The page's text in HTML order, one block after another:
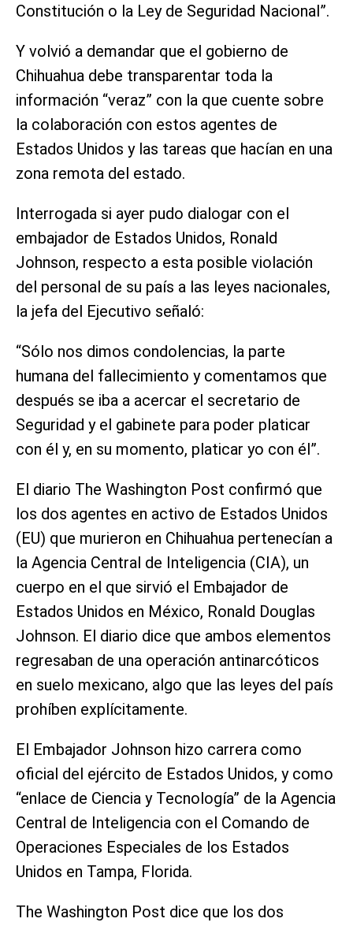
Constitución o la Ley de Seguridad Nacional”.
Y volvió a demandar que el gobierno de
Chihuahua debe transparentar toda la
información “veraz” con la que cuente sobre
la colaboración con estos agentes de
Estados Unidos y las tareas que hacían en una
zona remota del estado.
Interrogada si ayer pudo dialogar con el
embajador de Estados Unidos, Ronald
Johnson, respecto a esta posible violación
del personal de su país a las leyes nacionales,
la jefa del Ejecutivo señaló:
“Sólo nos dimos condolencias, la parte
humana del fallecimiento y comentamos que
después se iba a acercar el secretario de
Seguridad y el gabinete para poder platicar
con él y, en su momento, platicar yo con él”.
El diario The Washington Post confirmó que
los dos agentes en activo de Estados Unidos
(EU) que murieron en Chihuahua pertenecían a
la Agencia Central de Inteligencia (CIA), un
cuerpo en el que sirvió el Embajador de
Estados Unidos en México, Ronald Douglas
Johnson. El diario dice que ambos elementos
regresaban de una operación antinarcóticos
en suelo mexicano, algo que las leyes del país
prohíben explícitamente.
El Embajador Johnson hizo carrera como
oficial del ejército de Estados Unidos, y como
“enlace de Ciencia y Tecnología” de la Agencia
Central de Inteligencia con el Comando de
Operaciones Especiales de los Estados
Unidos en Tampa, Florida.
The Washington Post dice que los dos